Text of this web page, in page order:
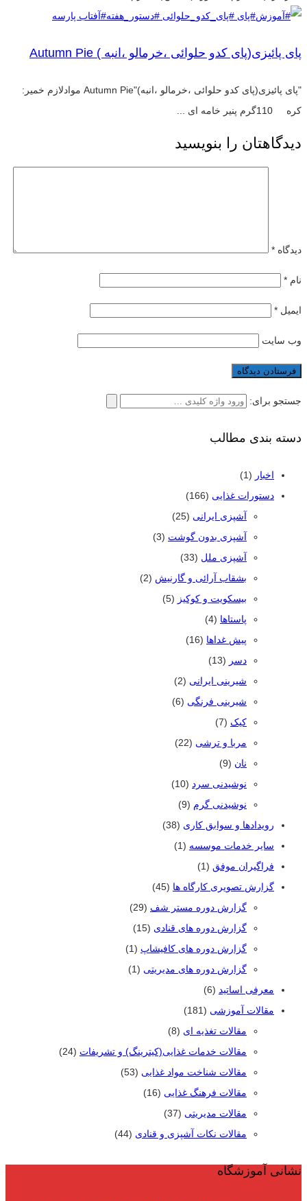
پای پائیزی(پای کدو حلوائی ،خرمالو ،انبه ) Autumn Pie
"پای پائیزی(پای کدو حلوائی ،خرمالو ،انبه)"Autumn Pie موادلازم خمیر:
کره 110گرم پنیر خامه ای ...
دیدگاهتان را بنویسید
دیدگاه *
نام *
ایمیل *
وب‌ سایت
جستجو برای:
دسته بندی مطالب
اخبار (1)
دستورات غذایی (166)
آشپزی ایرانی (25)
آشپزی بدون گوشت (3)
آشپزی ملل (33)
بشقاب آرائی و گارنیش (2)
بیسکویت و کوکیز (5)
پاستاها (4)
پیش غداها (16)
دسر (13)
شیرینی ایرانی (2)
شیرینی فرنگی (6)
کیک (7)
مربا و ترشی (22)
نان (9)
نوشیدنی سرد (10)
نوشیدنی گرم (9)
رویدادها و سوابق کاری (38)
سایر خدمات موسسه (1)
فراگیران موفق (1)
گزارش تصویری کارگاه ها (45)
گزارش دوره مستر شف (29)
گزارش دوره های قنادی (15)
گزارش دوره های کافیشاپ (1)
گزارش دوره های مدیریتی (1)
معرفی اساتید (6)
مقالات آموزشی (181)
مقالات تغذیه ای (8)
مقالات خدمات غذایی(کیترینگ) و تشریفات (24)
مقالات شناخت مواد غذایی (53)
مقالات فرهنگ غذایی (16)
مقالات مدیریتی (37)
مقالات نکات آشپزی و قنادی (44)
نشانی آموزشگاه